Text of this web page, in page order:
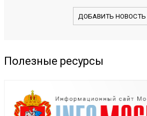
ДОБАВИТЬ НОВОСТЬ
Полезные ресурсы